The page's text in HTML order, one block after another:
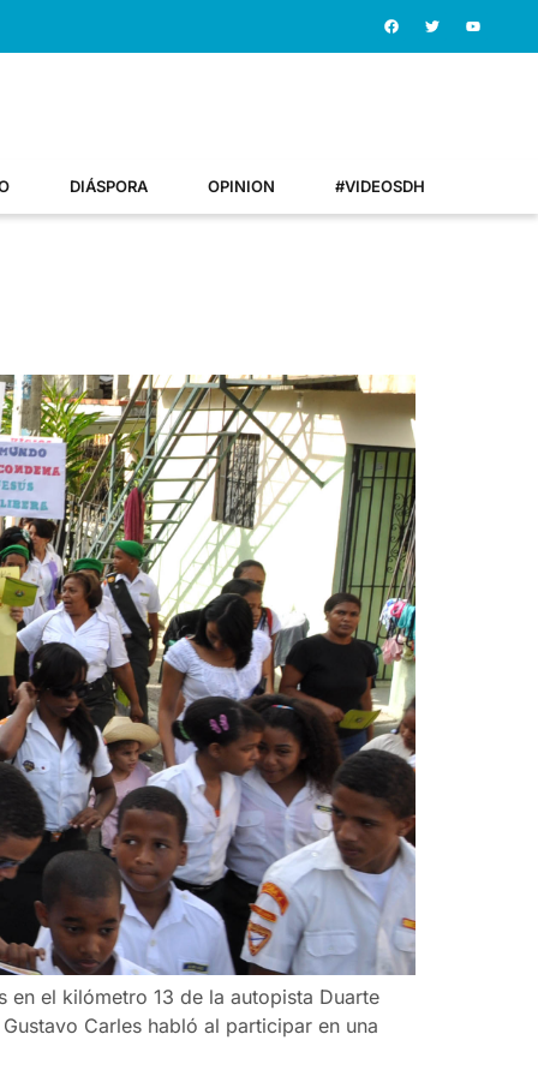
DIÁSPORA OPINION #VIDEOSDH
en el kilómetro 13 de la autopista Duarte
Carles habló al participar en una